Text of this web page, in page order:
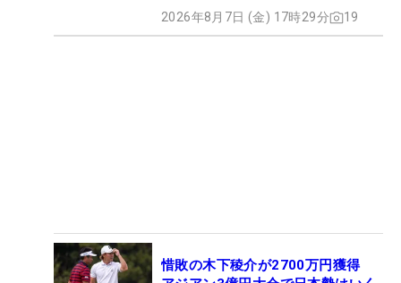
2026年8月7日 (金) 17時29分 19
惜敗の木下稜介が2700万円獲得